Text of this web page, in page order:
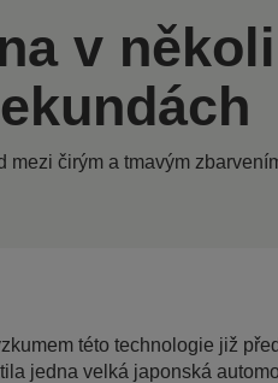
v
mezi čirým a tmavým
této technologie již
jedna velká japonská